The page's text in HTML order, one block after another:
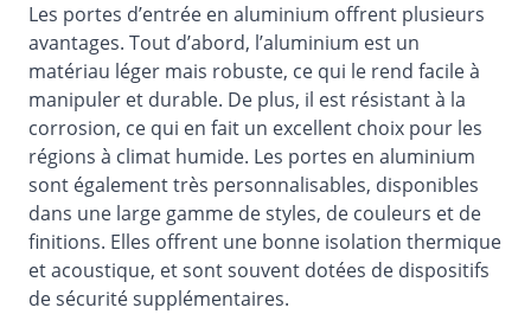
Les portes d’entrée en aluminium offrent plusieurs
avantages. Tout d’abord, l’aluminium est un
matériau léger mais robuste, ce qui le rend facile à
manipuler et durable. De plus, il est résistant à la
corrosion, ce qui en fait un excellent choix pour les
régions à climat humide. Les portes en aluminium
sont également très personnalisables, disponibles
dans une large gamme de styles, de couleurs et de
finitions. Elles offrent une bonne isolation thermique
et acoustique, et sont souvent dotées de dispositifs
de sécurité supplémentaires.